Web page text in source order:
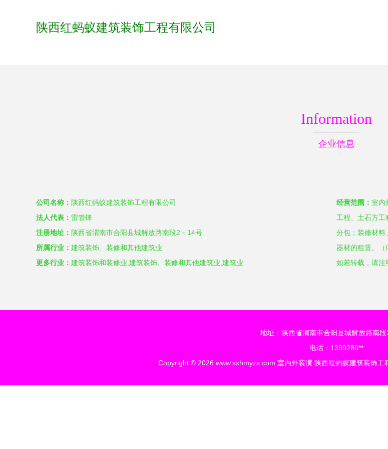
陕西红蚂蚁建筑装饰工程有限公司
Information
企业信息
公司名称： 陕西红蚂蚁建筑装饰工程有限公司
法人代表： 雷管锋
注册地址： 陕西省渭南市合阳县城解放路南段2－14号
所属行业： 建筑装饰、装修和其他建筑业
更多行业： 建筑装饰和装修业,建筑装饰、装修和其他建筑业,建筑业
经营范围： 室内
工程、土石方
分包；装修材料
器材的租赁。（
如若转载，请
地址：陕西省渭南市合阳县城解放路南
电话：1399280**
Copyright © 2026 www.sxhmyzs.com 室内外装潢 陕西红蚂蚁建筑装饰工